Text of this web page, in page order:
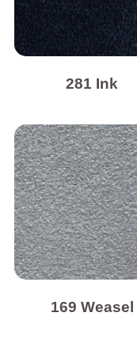
281 Ink
169 Weasel